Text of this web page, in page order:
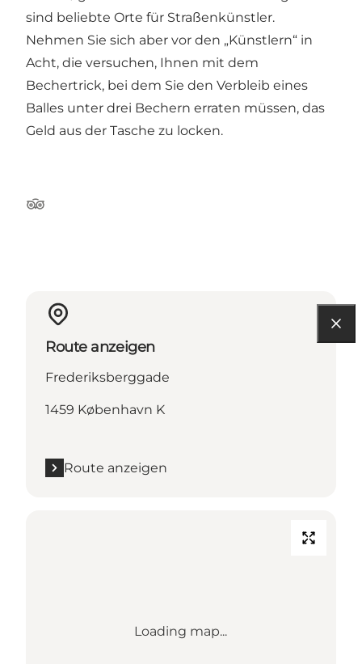
sind beliebte Orte für Straßenkünstler.
Nehmen Sie sich aber vor den „Künstlern“ in
Acht, die versuchen, Ihnen mit dem
Bechertrick, bei dem Sie den Verbleib eines
Balles unter drei Bechern erraten müssen, das
Geld aus der Tasche zu locken.
Tripadvisor
Route anzeigen
Frederiksberggade
1459 København K
Route anzeigen
Loading map...